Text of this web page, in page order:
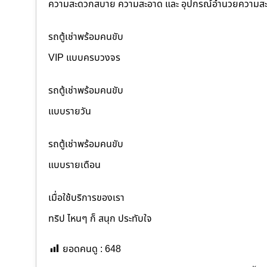
ความสะดวกสบาย ความสะอาด และ อุปกรณ์อำนวยความ
รถตู้เช่าพร้อมคนขับ
VIP แบบครบวงจร
รถตู้เช่าพร้อมคนขับ
แบบรายวัน
รถตู้เช่าพร้อมคนขับ
แบบรายเดือน
เมื่อใช้บริการของเรา
ทริป ไหนๆ ก็ สนุก ประทับใจ
ยอดคนดู : 648